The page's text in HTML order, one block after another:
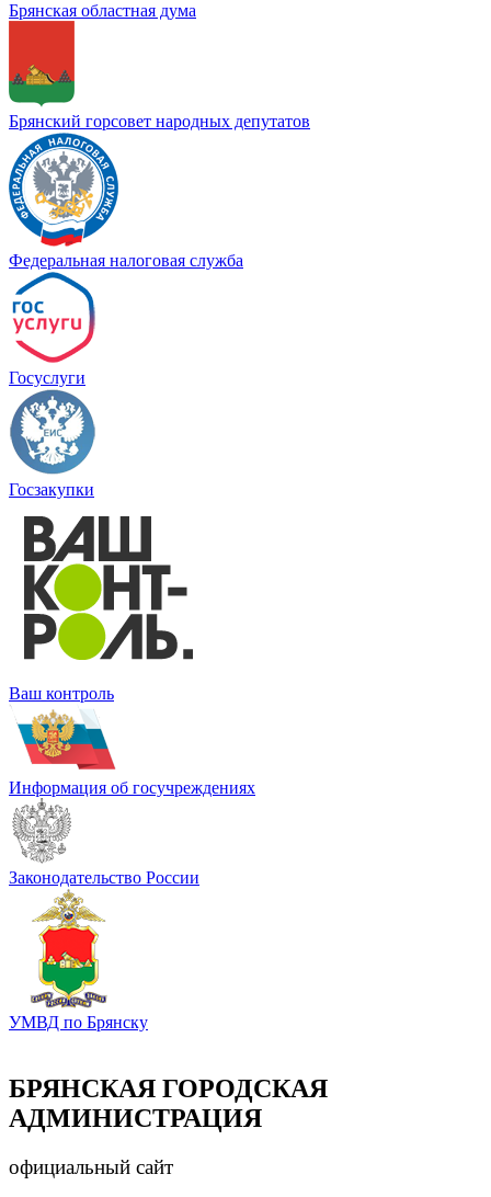
Брянская областная дума
Брянский горсовет народных депутатов
Федеральная налоговая служба
Госуслуги
Госзакупки
Ваш контроль
Информация об госучреждениях
Законодательство России
УМВД по Брянску
БРЯНСКАЯ ГОРОДСКАЯ
АДМИНИСТРАЦИЯ
официальный сайт